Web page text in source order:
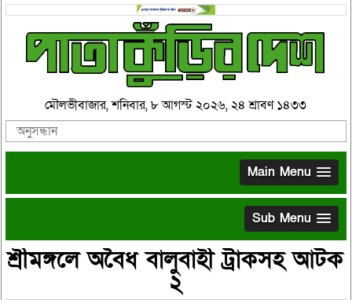
মৌলভীবাজার, শনিবার, ৮ আগস্ট ২০২৬, ২৪ শ্রাবণ ১৪৩৩
Main Menu
Sub Menu
শ্রীমঙ্গলে অবৈধ বালুবাহী ট্রাকসহ আটক
২